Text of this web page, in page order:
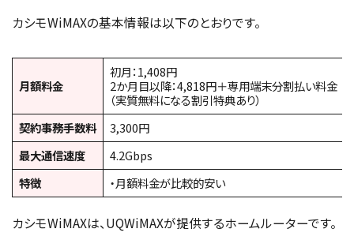
カシモWiMAXの基本情報は以下のとおりです。
月額料金
初月：1,408円
2か月目以降：4,818円＋専用端末分割払い料金
（実質無料になる割引特典あり）
契約事務手数料
3,300円
最大通信速度
4.2Gbps
特徴
・月額料金が比較的安い
カシモWiMAXは、UQWiMAXが提供するホームルーターです。